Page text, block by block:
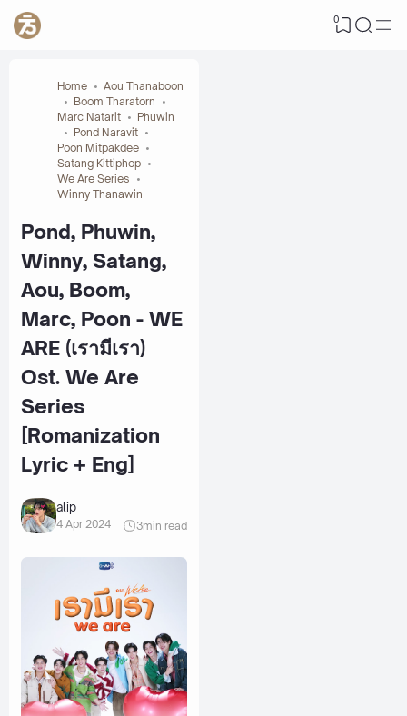
0
Home
Aou Thanaboon
Boom Tharatorn
Marc Natarit
Phuwin
Pond Naravit
Poon Mitpakdee
Satang Kittiphop
We Are Series
Winny Thanawin
Pond, Phuwin,
Winny, Satang,
Aou, Boom,
Marc, Poon - WE
ARE (เรามีเรา)
Ost. We Are
Series
[Romanization
Lyric + Eng]
alip
4 Apr 2024 3min read